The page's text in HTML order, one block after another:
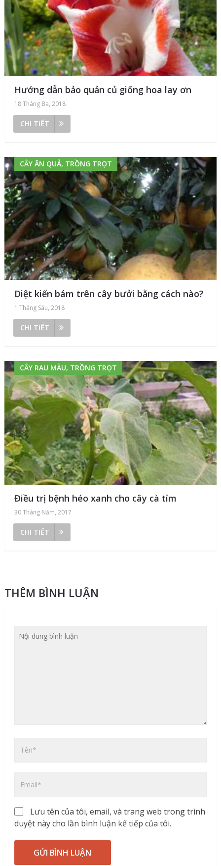
Hướng dẫn bảo quản củ giống hoa lay ơn
18 Tháng Ba, 2018
CHI TIẾT
CÂY ĂN QUẢ, TRỒNG TRỌT
Diệt kiến bám trên cây bưởi bằng cách nào?
1 Tháng Sáu, 2018
CHI TIẾT
CÂY RAU MÀU, TRỒNG TRỌT
Điều trị bệnh héo xanh cho cây cà tím
30 Tháng Năm, 2017
CHI TIẾT
THÊM BÌNH LUẬN
Lưu tên của tôi, email, và trang web trong trình
duyệt này cho lần bình luận kế tiếp của tôi.